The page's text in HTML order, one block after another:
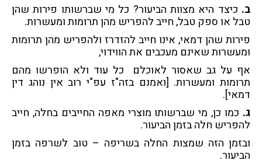
ב. כיצד היא מצוות הביעור? כל מי שברשותו פירות שהן
טבל או ספק טבל, חייב להפריש מהן תרומות ומעשרות.
פירות שהן דמאי, אינו חייב להזדרז ולהפריש מהן תרומות
ומעשרות שאינם מעכבים את הווידוי,
אף על גב שאסור לאוכלם כל עוד ולא הופרשו מהם
תרומות ומעשרות. [ואמנם בזה"ז עפ"י רוב אין נוהג דין
דמאי].
ג. כמו כן, מי שברשותו מוצרי מאפה החייבים בחלה, חייב
להפריש חלה בזמן הביעור.
ובזמן הזה שמצות החלה בשריפה – טוב לשרפה בזמן
הביעור.